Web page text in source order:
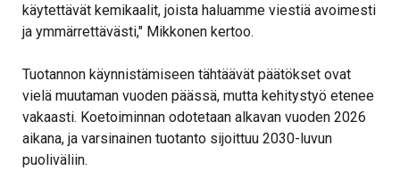
käytettävät kemikaalit, joista haluamme viestiä avoimesti
ja ymmärrettävästi," Mikkonen kertoo.
Tuotannon käynnistämiseen tähtäävät päätökset ovat
vielä muutaman vuoden päässä, mutta kehitystyö etenee
vakaasti. Koetoiminnan odotetaan alkavan vuoden 2026
aikana, ja varsinainen tuotanto sijoittuu 2030-luvun
puoliväliin.